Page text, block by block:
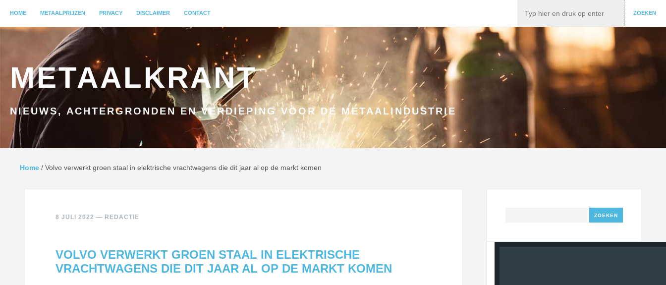
GA NAAR INHOUD
HOME METAALPRIJZEN PRIVACY DISCLAIMER CONTACT ZOEKEN
METAALKRANT
NIEUWS, ACHTERGRONDEN EN VERDIEPING VOOR DE METAALINDUSTRIE
Home / Volvo verwerkt groen staal in elektrische vrachtwagens die dit jaar al op de markt komen
8 JULI 2022 — REDACTIE
VOLVO VERWERKT GROEN STAAL IN ELEKTRISCHE
VRACHTWAGENS DIE DIT JAAR AL OP DE MARKT KOMEN